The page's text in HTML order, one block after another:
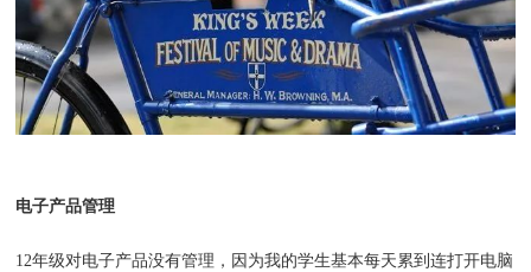
电子产品管理
12年级对电子产品没有管理，因为我的学生基本每天累到连打开电脑